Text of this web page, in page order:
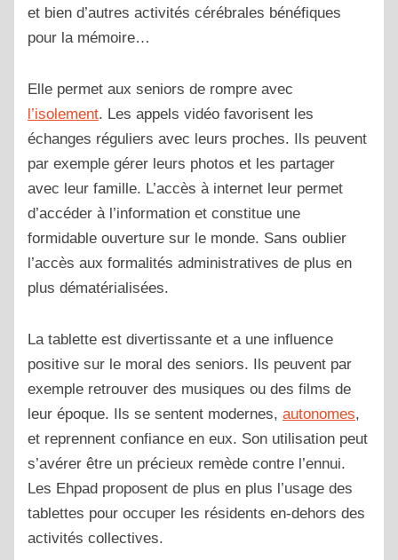
et bien d’autres activités cérébrales bénéfiques
pour la mémoire…
Elle permet aux seniors de rompre avec
l’isolement. Les appels vidéo favorisent les
échanges réguliers avec leurs proches. Ils peuvent
par exemple gérer leurs photos et les partager
avec leur famille. L’accès à internet leur permet
d’accéder à l’information et constitue une
formidable ouverture sur le monde. Sans oublier
l’accès aux formalités administratives de plus en
plus dématérialisées.
La tablette est divertissante et a une influence
positive sur le moral des seniors. Ils peuvent par
exemple retrouver des musiques ou des films de
leur époque. Ils se sentent modernes, autonomes,
et reprennent confiance en eux. Son utilisation peut
s’avérer être un précieux remède contre l’ennui.
Les Ehpad proposent de plus en plus l’usage des
tablettes pour occuper les résidents en-dehors des
activités collectives.